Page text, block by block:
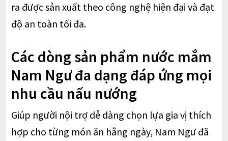
ra được sản xuất theo công nghệ hiện đại và đạt
độ an toàn tối đa.
Các dòng sản phẩm nước mắm
Nam Ngư đa dạng đáp ứng mọi
nhu cầu nấu nướng
Giúp người nội trợ dễ dàng chọn lựa gia vị thích
hợp cho từng món ăn hằng ngày, Nam Ngư đã